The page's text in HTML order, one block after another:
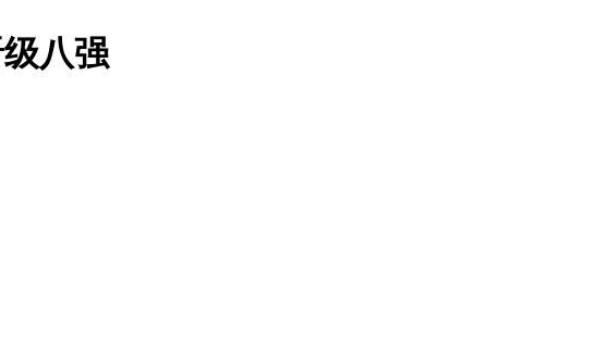
八强